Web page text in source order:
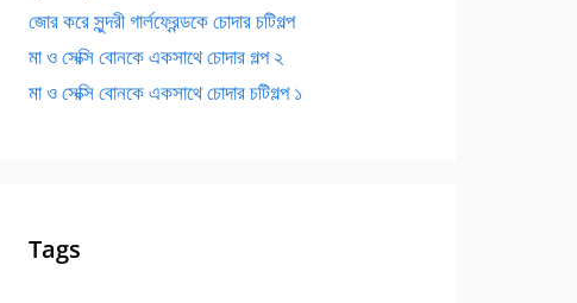
জোর করে সুন্দরী গার্লফ্রেন্ডকে চোদার চটিগল্প
মা ও সেক্সি বোনকে একসাথে চোদার গল্প ২
মা ও সেক্সি বোনকে একসাথে চোদার চটিগল্প ১
Tags